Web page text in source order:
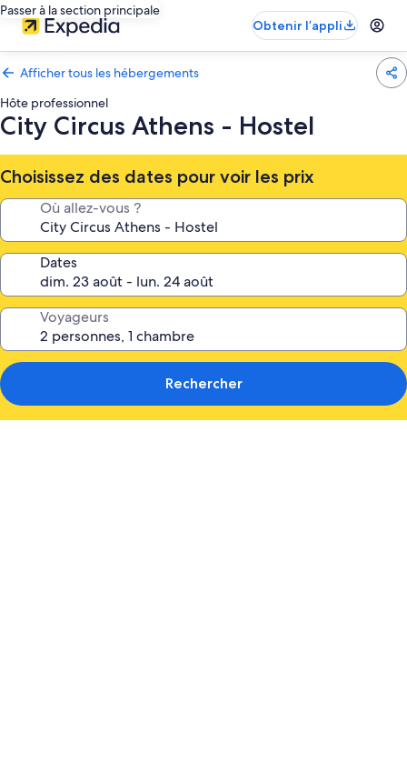
Passer à la section principale
Obtenir l’appli
Afficher tous les hébergements
Hôte professionnel
City Circus Athens - Hostel
Choisissez des dates pour voir les prix
Où allez-vous ?
Dates
Voyageurs
Rechercher